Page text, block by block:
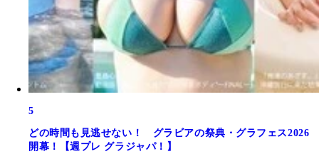
5
どの時間も見逃せない！ グラビアの祭典・グラフェス2026
開幕！【週プレ グラジャパ！】